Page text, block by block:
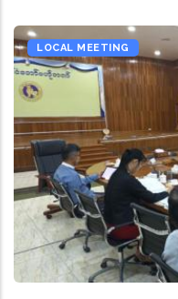
LOCAL MEETING